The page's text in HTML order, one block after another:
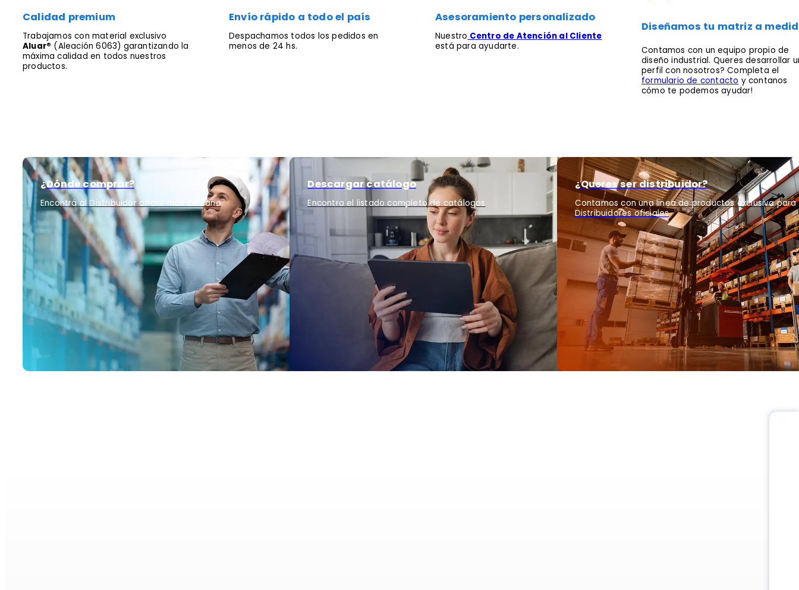
Calidad premium
Trabajamos con material exclusivo
Aluar® (Aleación 6063) garantizando la
máxima calidad en todos nuestros
productos.
Envío rápido a todo el país
Despachamos todos los pedidos en
menos de 24 hs.
Asesoramiento personalizado
Nuestro Centro de Atención al Cliente
está para ayudarte.
Diseñamos tu matriz a
Contamos con un equipo propio de
diseño industrial. Queres desarrollar
perfil con nosotros? Completa el
formulario de contacto y contanos
cómo te podemos ayudar!
¿Dónde comprar?
Encontrá al Distribuidor oficial más cercano
Descargar catálogo
Encontra el listado completo de catálogos
¿Queres ser distribuidor?
Contamos con una linea de productos exclusiva para
Distribuidores oficiales